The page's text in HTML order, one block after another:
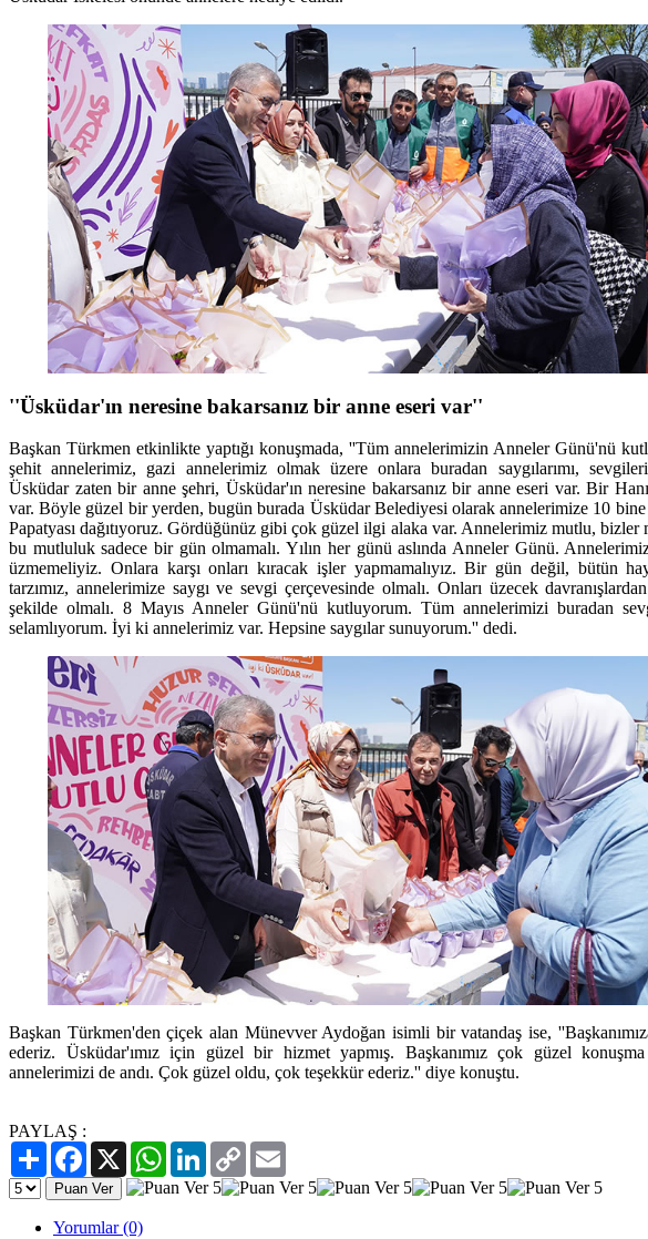
''Üsküdar'ın neresine bakarsanız bir anne eseri var''
Başkan Türkmen etkinlikte yaptığı konuşmada, ''Tüm annelerimizin Anneler Günü'nü
şehit annelerimiz, gazi annelerimiz olmak üzere onlara buradan saygılarımı,
Üsküdar zaten bir anne şehri, Üsküdar'ın neresine bakarsanız bir anne eseri var. Bir
var. Böyle güzel bir yerden, bugün burada Üsküdar Belediyesi olarak annelerimize 10
Papatyası dağıtıyoruz. Gördüğünüz gibi çok güzel ilgi alaka var. Annelerimiz mutlu, bizler
bu mutluluk sadece bir gün olmamalı. Yılın her günü aslında Anneler Günü.
üzmemeliyiz. Onlara karşı onları kıracak işler yapmamalıyız. Bir gün değil, bütün
tarzımız, annelerimize saygı ve sevgi çerçevesinde olmalı. Onları üzecek
şekilde olmalı. 8 Mayıs Anneler Günü'nü kutluyorum. Tüm annelerimizi buradan
selamlıyorum. İyi ki annelerimiz var. Hepsine saygılar sunuyorum.'' dedi.
Başkan Türkmen'den çiçek alan Münevver Aydoğan isimli bir vatandaş ise,
ederiz. Üsküdar'ımız için güzel bir hizmet yapmış. Başkanımız çok güzel
annelerimizi de andı. Çok güzel oldu, çok teşekkür ederiz.'' diye konuştu.
PAYLAŞ :
PaylaşFacebook
X WhatsAppLinkedIn
Copy
Link
Yorumlar (0)